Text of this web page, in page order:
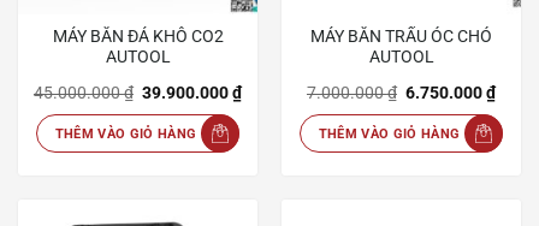
MÁY BẮN ĐÁ KHÔ CO2
AUTOOL
45.000.000₫ Giá
là:
45.000.000 ₫.
39.900.000₫Giá
hiện
39.900.000 ₫.
THÊM VÀO GIỎ HÀNG
MÁY BẮN TRẤU ÓC CHÓ
AUTOOL
7.000.000₫ Giá
là:
7.000.000 ₫.
6.750.000₫Giá
hiện
tại
là:
THÊM VÀO GIỎ HÀNG